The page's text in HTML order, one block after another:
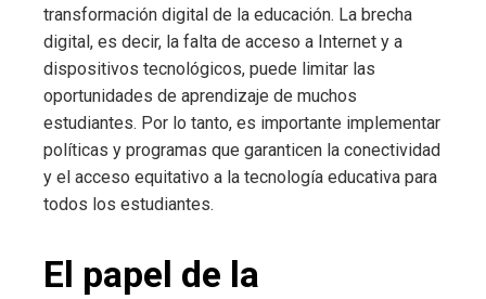
transformación digital de la educación. La brecha
digital, es decir, la falta de acceso a Internet y a
dispositivos tecnológicos, puede limitar las
oportunidades de aprendizaje de muchos
estudiantes. Por lo tanto, es importante implementar
políticas y programas que garanticen la conectividad
y el acceso equitativo a la tecnología educativa para
todos los estudiantes.
El papel de la